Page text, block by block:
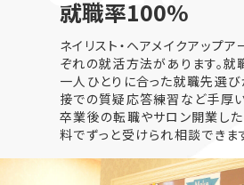
就職率100%
ネイリスト・ヘアメイクアップ
ぞれの就活方法があります。
一人ひとりに合った就職先選
接での質疑応答練習など手厚
卒業後の転職やサロン開業し
料でずっと受けられ相談できま